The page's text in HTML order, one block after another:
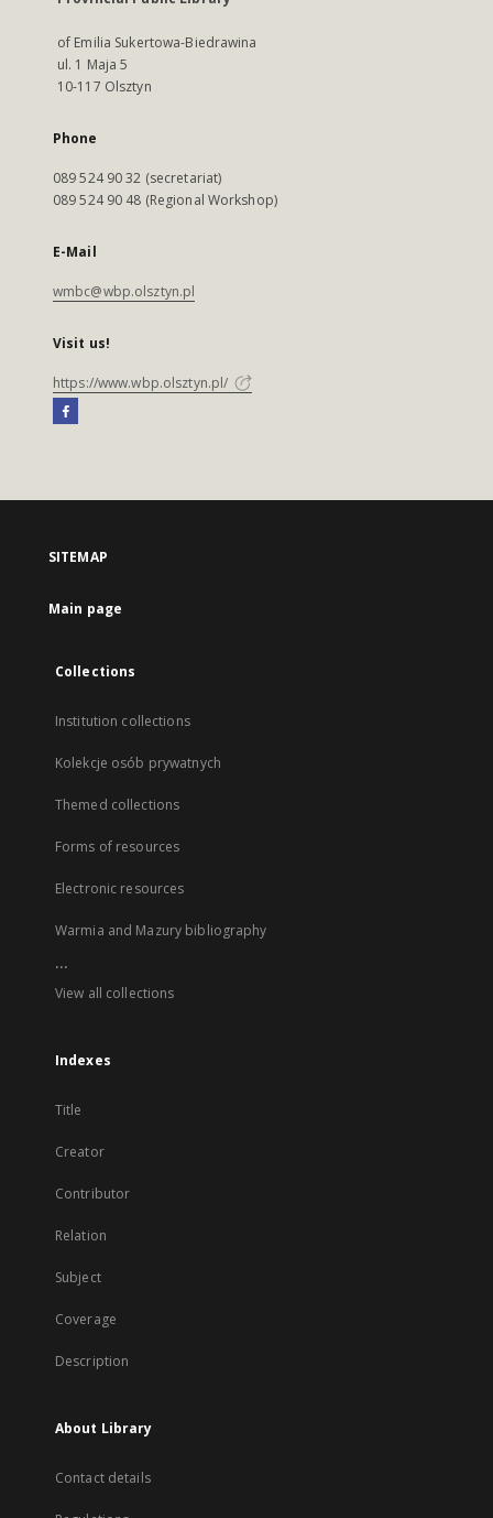
of Emilia Sukertowa-Biedrawina
ul. 1 Maja 5
10-117 Olsztyn
Phone
089 524 90 32 (secretariat)
089 524 90 48 (Regional Workshop)
E-Mail
wmbc@wbp.olsztyn.pl
Visit us!
https://www.wbp.olsztyn.pl/
SITEMAP
Main page
Collections
Institution collections
Kolekcje osób prywatnych
Themed collections
Forms of resources
Electronic resources
Warmia and Mazury bibliography
...
View all collections
Indexes
Title
Creator
Contributor
Relation
Subject
Coverage
Description
About Library
Contact details